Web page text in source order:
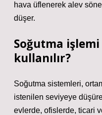
hava üflenerek alev
düşer.
Soğutma
kullanılır?
Soğutma sistemleri,
istenilen seviyeye
evlerde, ofislerde, ticari